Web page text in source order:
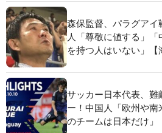
森保監督、パラグアイ
人「尊敬に値する」
を持つ人はいない」【
サッカー日本代表、難
ー！中国人「欧州や
のチームは日本だけ」